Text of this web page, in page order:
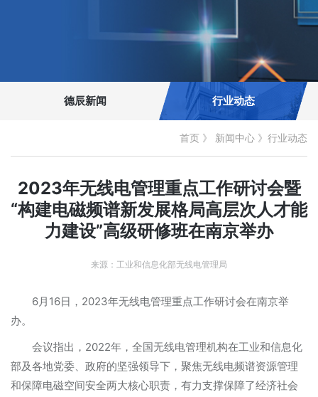
德辰新闻 行业动态
首页 》 新闻中心 》 行业动态
2023年无线电管理重点工作研讨会暨
“构建电磁频谱新发展格局高层次人才能
力建设”高级研修班在南京举办
来源：工业和信息化部无线电管理局
6月16日，2023年无线电管理重点工作研讨会在南京举
办。
会议指出，2022年，全国无线电管理机构在工业和信息化
部及各地党委、政府的坚强领导下，聚焦无线电频谱资源管理
和保障电磁空间安全两大核心职责，有力支撑保障了经济社会